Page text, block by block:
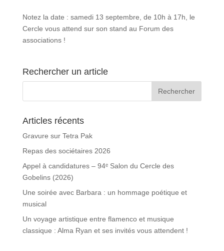
Notez la date : samedi 13 septembre, de 10h à 17h, le
Cercle vous attend sur son stand au Forum des
associations !
Rechercher un article
Articles récents
Gravure sur Tetra Pak
Repas des sociétaires 2026
Appel à candidatures – 94ᵉ Salon du Cercle des
Gobelins (2026)
Une soirée avec Barbara : un hommage poétique et
musical
Un voyage artistique entre flamenco et musique
classique : Alma Ryan et ses invités vous attendent !